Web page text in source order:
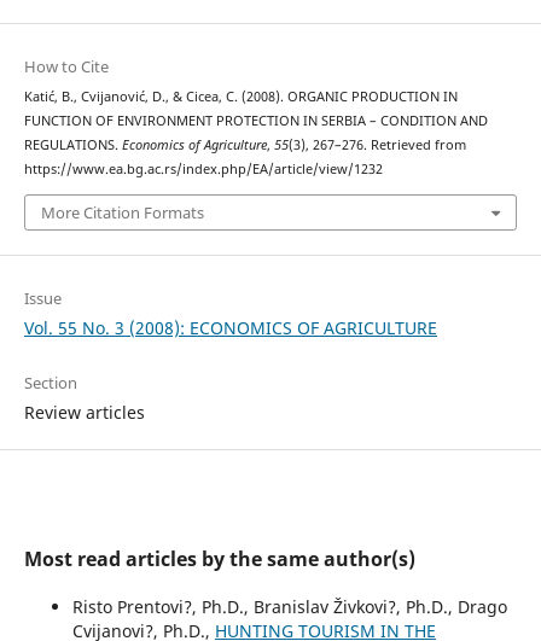
How to Cite
Katić, B., Cvijanović, D., & Cicea, C. (2008). ORGANIC PRODUCTION IN
FUNCTION OF ENVIRONMENT PROTECTION IN SERBIA – CONDITION AND
REGULATIONS. Economics of Agriculture, 55(3), 267–276. Retrieved from
https://www.ea.bg.ac.rs/index.php/EA/article/view/1232
More Citation Formats
Issue
Vol. 55 No. 3 (2008): ECONOMICS OF AGRICULTURE
Section
Review articles
Most read articles by the same author(s)
Risto Prentovi?, Ph.D., Branislav Živkovi?, Ph.D., Drago
Cvijanovi?, Ph.D., HUNTING TOURISM IN THE